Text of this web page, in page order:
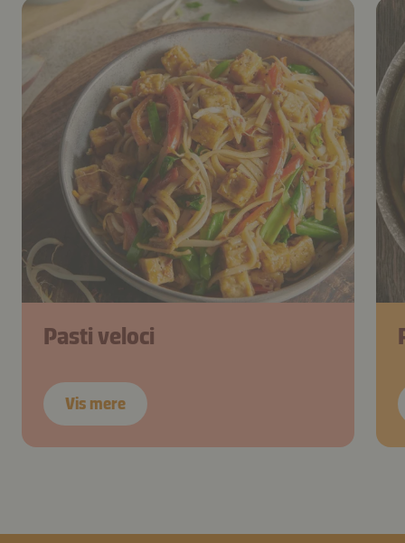
Pasti veloci
Vis mere